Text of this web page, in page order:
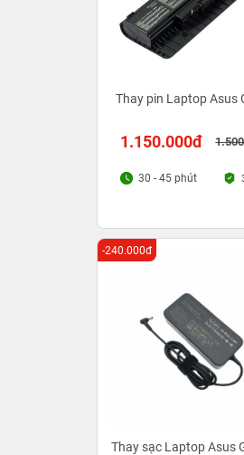
Thay pin Laptop Asus
1.150.000đ
30 - 45 phút
Thay sạc Laptop Asus
-240.000đ